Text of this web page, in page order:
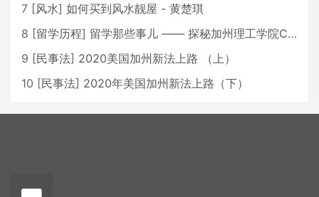
7 [风水] 如何买到风水靓屋 - 黄楚琪
8 [留学历程] 留学那些事儿 —— 探秘加州理工学院Caltech博士生活 [上集]
9 [民事法] 2020美国加州新法上路 （上）
10 [民事法] 2020年美国加州新法上路（下）